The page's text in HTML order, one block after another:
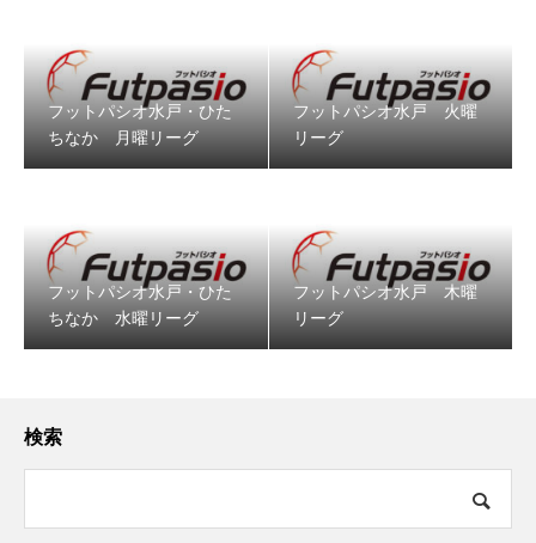
フットパシオ水戸・ひた
ちなか 月曜リーグ
フットパシオ水戸 火曜
リーグ
フットパシオ水戸・ひた
ちなか 水曜リーグ
フットパシオ水戸 木曜
リーグ
検索